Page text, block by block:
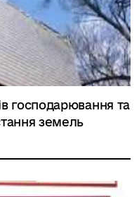
господарювання та
земель